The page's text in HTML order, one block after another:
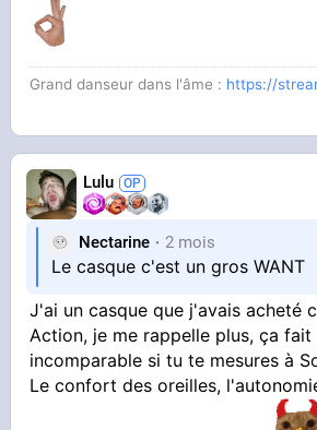
J'avais ce casque avant,
https://
-casque-audio-de-nothing/
Grand danseur dans l'âme : https://
Lulu
Nectarine 2 mois
Le casque c'est un gros WANT
J'ai un casque que j'avais acheté
Action, je me rappelle plus, ça
incomparable si tu te mesures à
Le confort des oreilles,